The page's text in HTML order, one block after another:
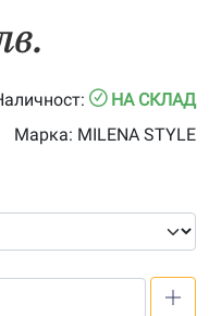
НА СКЛАД
Марка: MILENA STYLE